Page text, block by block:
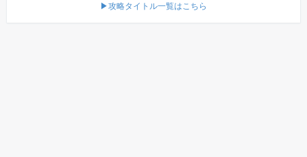
▶攻略タイトル一覧はこちら